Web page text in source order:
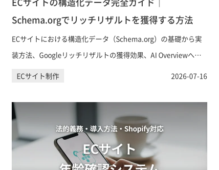
Schema.orgでリッチリザルトを獲得する方法
ECサイトにおける構造化データ（Schema.org）の基礎から実
装方法、Googleリッチリザルトの獲得効果、AI Overviewへの
引用対策まで、EC担当者が知っておくべき構造化データ活用法
ECサイト制作 2026-07-16